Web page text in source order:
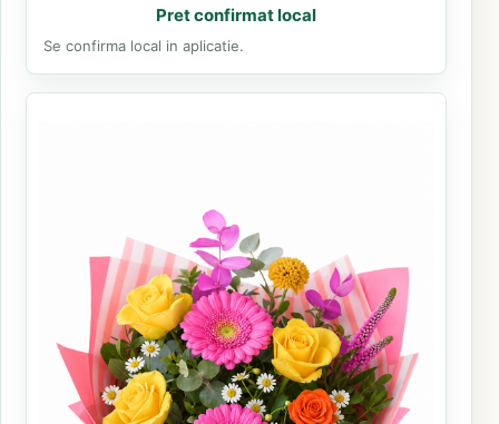
Pret confirmat local
Se confirma local in aplicatie.